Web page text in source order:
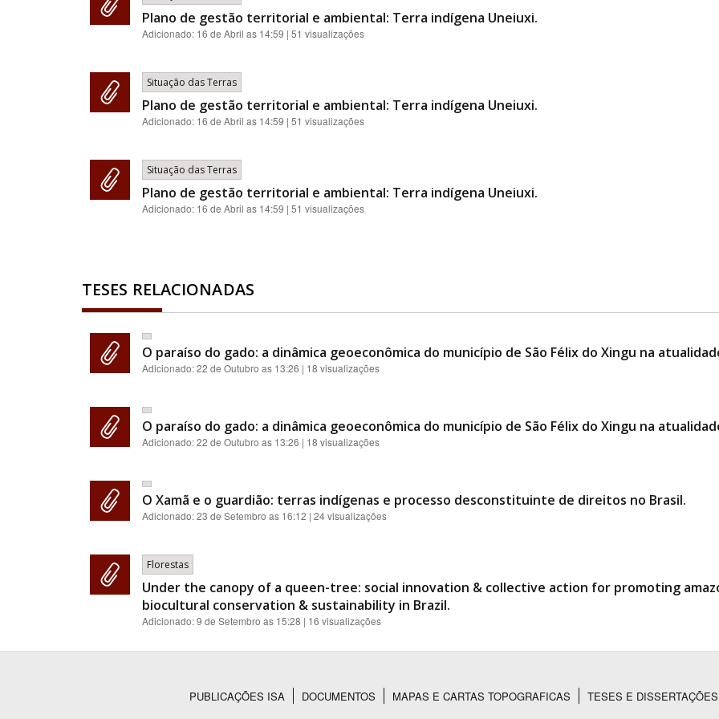
Plano de gestão territorial e ambiental: Terra indígena Uneiuxi.
Adicionado: 16 de Abril as 14:59 | 51 visualizações
Situação das Terras
Plano de gestão territorial e ambiental: Terra indígena Uneiuxi.
Adicionado: 16 de Abril as 14:59 | 51 visualizações
Situação das Terras
Plano de gestão territorial e ambiental: Terra indígena Uneiuxi.
Adicionado: 16 de Abril as 14:59 | 51 visualizações
TESES RELACIONADAS
O paraíso do gado: a dinâmica geoeconômica do município de São Félix do Xingu na
Adicionado:22 de Outubro as 13:26 | 18 visualizações
O paraíso do gado: a dinâmica geoeconômica do município de São Félix do Xingu na
Adicionado:22 de Outubro as 13:26 | 18 visualizações
O Xamã e o guardião: terras indígenas e processo desconstituinte de direitos no Brasil.
Adicionado:23 de Setembro as 16:12 | 24 visualizações
Florestas
Under the canopy of a queen-tree: social innovation & collective action for promoting
biocultural conservation & sustainability in Brazil.
Adicionado:9 de Setembro as 15:28 | 16 visualizações
PUBLICAÇÕES ISA DOCUMENTOS MAPAS E CARTAS TOPOGRAFICAS TESES E DISSERTAÇÕES